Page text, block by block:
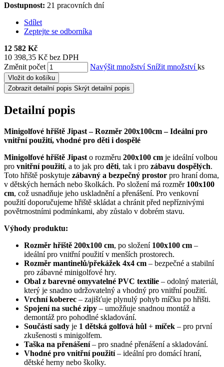
Dostupnost: 21 pracovních dní
Sdílet
Zeptejte se odborníka
12 582 Kč
10 398,35 Kč bez DPH
Změnit počet
Navýšit množství Snížit množstvíks
Vložit do košíku
Zobrazit detailní popis Skrýt detailní popis
Detailní popis
Minigolfové hřiště Jipast – Rozměr 200x100cm – Ideální pro
vnitřní použití, vhodné pro děti i dospělé
Minigolfové hřiště Jipast o rozměru 200x100 cm je ideální volbou
pro vnitřní použití, a to jak pro děti, tak i pro zábavu dospělých.
Toto hřiště poskytuje zábavný a bezpečný prostor pro hraní doma,
v dětských hernách nebo školkách. Po složení má rozměr 100x100
cm, což usnadňuje jeho uskladnění a přenášení. Pro venkovní
použití doporučujeme hřiště skládat a chránit před nepříznivými
povětrnostními podmínkami, aby zůstalo v dobrém stavu.
Výhody produktu:
Rozměr hřiště 200x100 cm, po složení 100x100 cm –
ideální pro vnitřní použití v menších prostorech.
Rozměr mantinelů/překážek 4x4 cm – bezpečné a stabilní
pro zábavné minigolfové hry.
Obal z barevné omyvatelné PVC textilie – odolný materiál,
který je snadno udržovatelný a vhodný pro vnitřní použití.
Vrchní koberec – zajišťuje plynulý pohyb míčku po hřišti.
Spojení na suché zipy – umožňuje snadnou montáž a
demontáž pro pohodlné skladování.
Součástí sady je 1 dětská golfová hůl + míček – pro první
zkušenosti s minigolfem.
Taška na přenášení– pro snadné přenášení a skladování.
Vhodné pro vnitřní použití– ideální pro domácí hraní,
dětské herny nebo školky.